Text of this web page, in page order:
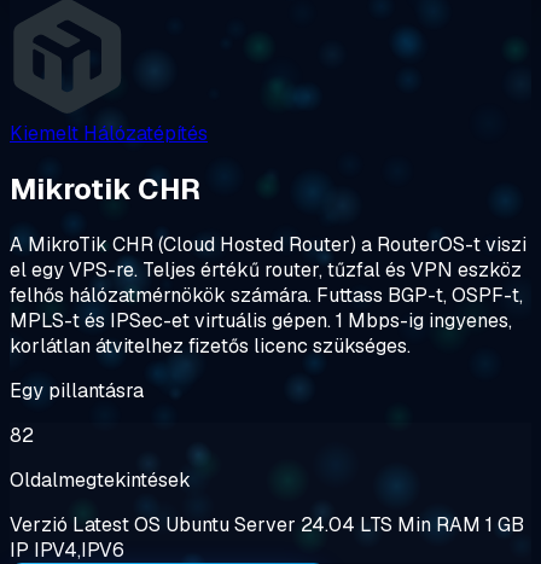
Kiemelt Hálózatépítés
Mikrotik CHR
A MikroTik CHR (Cloud Hosted Router) a RouterOS-t viszi
el egy VPS-re. Teljes értékű router, tűzfal és VPN eszköz
felhős hálózatmérnökök számára. Futtass BGP-t, OSPF-t,
MPLS-t és IPSec-et virtuális gépen. 1 Mbps-ig ingyenes,
korlátlan átvitelhez fizetős licenc szükséges.
Egy pillantásra
82
Oldalmegtekintések
Verzió LatestOS Ubuntu Server 24.04 LTS Min RAM 1 GB
IP IPV4,IPV6